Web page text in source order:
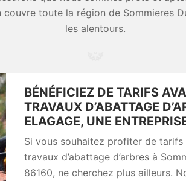
couvre toute la région de Sommieres
les alentours.
BÉNÉFICIEZ DE TARIFS
TRAVAUX D’ABATTAGE
ELAGAGE, UNE
Si vous souhaitez profiter de
travaux d’abattage d’arbres à
86160, ne cherchez plus ailleurs.